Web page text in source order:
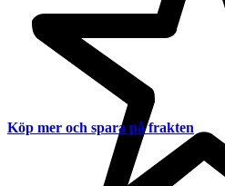
Köp mer och spara på frakten